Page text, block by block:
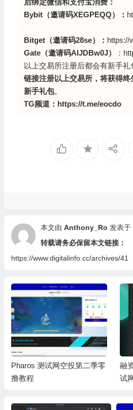
后绑定微信和支付宝消费：
Bybit（邀请码XEGPEQQ）：
Bitget（邀请码28se）： https://
Gate（邀请码AlJDBw0J）
：
以上交易所注册后都会有新手礼
链接注册以上交易所，将获得
新手礼包。
TG频道： https://t.me/eocdo
本文由 Anthony_Ro 发表于
转载请务必保留本文链接：
https://www.digitalinfo.cc/archives/41
Pharos 测试网空投第二季零
撸教程
融
试